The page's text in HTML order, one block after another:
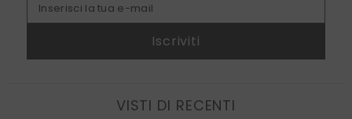
Inserisci la tua e-mail
Iscriviti
VISTI DI RECENTI